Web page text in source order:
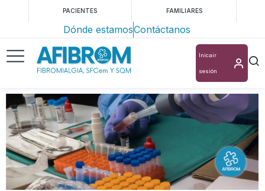
PACIENTES FAMILIARES
Dónde estamosContáctanos
Inicair
sesión